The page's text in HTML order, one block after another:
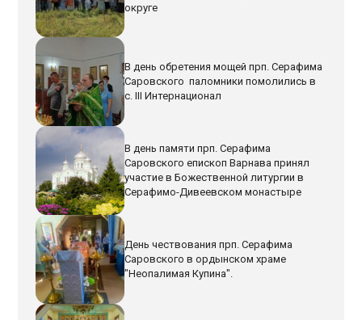
округе
В день обретения мощей прп. Серафима
Саровского паломники помолились в
с. III Интернационал
В день памяти прп. Серафима
Саровского епископ Варнава принял
участие в Божественной литургии в
Серафимо-Дивеевском монастыре
День чествования прп. Серафима
Саровского в ордынском храме
"Неопалимая Купина".